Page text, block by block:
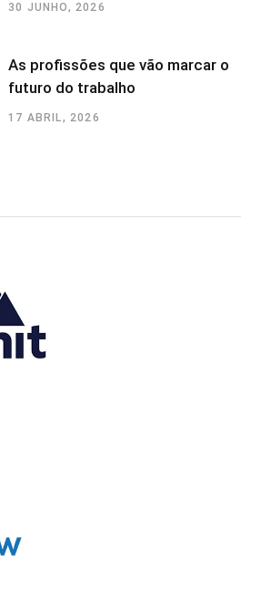
30 JUNHO, 2026
As profissões que vão marcar o
futuro do trabalho
17 ABRIL, 2026